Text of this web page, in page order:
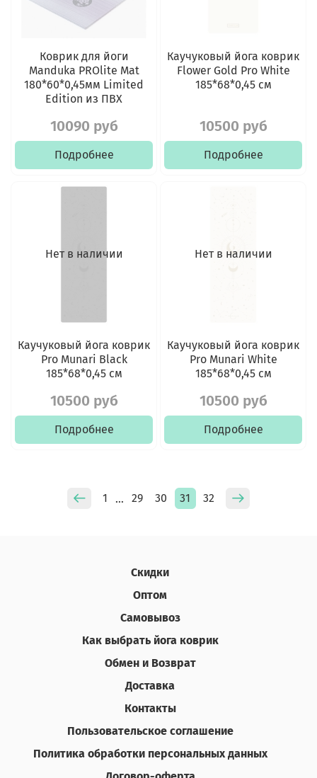
Коврик для йоги
Manduka PROlite Mat
180*60*0,45мм Limited
Edition из ПВХ
10090 руб
Подробнее
Каучуковый йога коврик
Flower Gold Pro White
185*68*0,45 см
10500 руб
Подробнее
Нет в наличии
Каучуковый йога коврик
Pro Munari Black
185*68*0,45 см
10500 руб
Подробнее
Нет в наличии
Каучуковый йога коврик
Pro Munari White
185*68*0,45 см
10500 руб
Подробнее
1 … 29 30 31 32
Скидки
Оптом
Самовывоз
Как выбрать йога коврик
Обмен и Возврат
Доставка
Контакты
Пользовательское соглашение
Политика обработки персональных данных